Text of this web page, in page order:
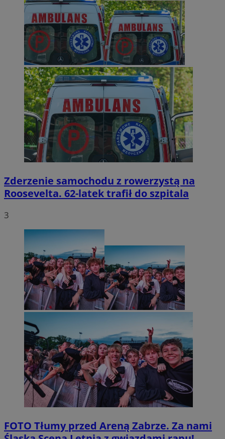
Zderzenie samochodu z rowerzystą na
Roosevelta. 62-latek trafił do szpitala
3
FOTO Tłumy przed Areną Zabrze. Za nami